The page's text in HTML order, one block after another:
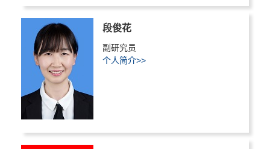
段俊花
副研究员
个人简介>>